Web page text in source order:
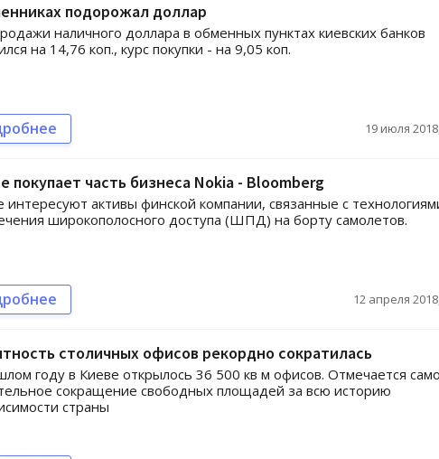
подорожал доллар
наличного доллара в обменных пунктах киевских банков
на 14,76 коп., курс покупки - на 9,05 коп.
19 июля
покупает часть бизнеса Nokia - Bloomberg
интересуют активы финской компании, связанные с
широкополосного доступа (ШПД) на борту самолетов.
12 апреля
столичных офисов рекордно сократилась
году в Киеве открылось 36 500 кв м офисов. Отмечается
сокращение свободных площадей за всю историю
страны